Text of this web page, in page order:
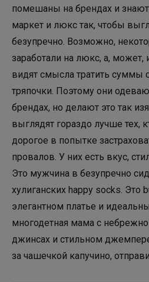
помешаны на брендах и
маркет и люкс так, чтобы
безупречно. Возможно,
заработали на люкс, а, может,
видят смысла тратить суммы
тряпочки. Поэтому они
брендах, но делают это так
выглядят гораздо лучше тех,
дорогое в попытке
провалов. У них есть вкус,
Это мужчина в безупречно
хулиганских happy socks. Это
элегантном платье и
многодетная мама с
джинсах и стильном
за чашечкой капучино,